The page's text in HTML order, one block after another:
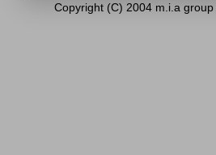
Copyright (C) 2004 m.i.a